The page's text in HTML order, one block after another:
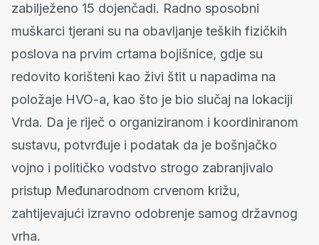
zabilježeno 15 dojenčadi. Radno sposobni
muškarci tjerani su na obavljanje teških fizičkih
poslova na prvim crtama bojišnice, gdje su
redovito korišteni kao živi štit u napadima na
položaje HVO-a, kao što je bio slučaj na lokaciji
Vrda. Da je riječ o organiziranom i koordiniranom
sustavu, potvrđuje i podatak da je bošnjačko
vojno i političko vodstvo strogo zabranjivalo
pristup Međunarodnom crvenom križu,
zahtijevajući izravno odobrenje samog državnog
vrha.